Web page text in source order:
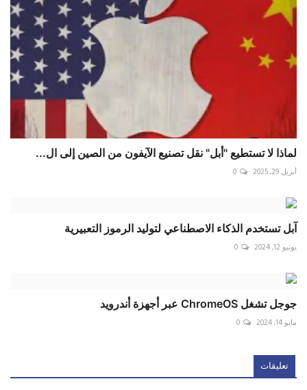
لماذا لا تستطيع "أبل" نقل تصنيع الآيفون من الصين إلى ال...
أبريل 29, 2025 0
آبل تستخدم الذكاء الاصطناعي لتوليد الرموز التعبيرية
يونيو 12, 2024 0
جوجل تشغل ChromeOS عبر أجهزة أندرويد
مايو 14, 2024 0
تعليقات